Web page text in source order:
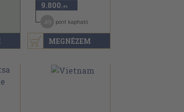
MEGNÉZEM
9.800 ,-Ft
pont kapható